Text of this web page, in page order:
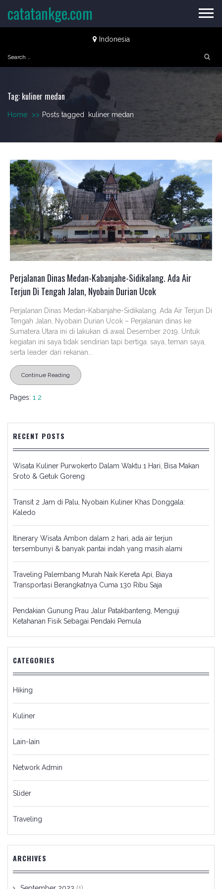
Indonesia
Search
for:
catatankge.com
Tag: kuliner medan
Home >> Posts tagged kuliner medan
Perjalanan Dinas Medan-Kabanjahe-Sidikalang. Ada Air
Terjun Di Tengah Jalan, Nyobain Durian Ucok
Perjalanan Dinas Medan-Kabanjahe-Sidikalang. Ada Air Terjun Di
Tengah Jalan, Nyobain Durian Ucok – Perjalanan dinas ke
Sumatera Utara ini di lakukan di awal Desember 2019. Untuk
kegiatan ini saya tidak sendirian tapi bertiga: saya, teman saya,
serta leader dari rekanan...
Continue Reading
Pages: 1 2
RECENT POSTS
Wisata Kuliner Purwokerto Dalam Waktu 1 Hari, Bisa Makan
Sroto & Getuk Goreng
Transit 2 Jam di Palu, Nyobain Kuliner Khas Donggala:
Kaledo
Itinerary Wisata Ambon dalam 2 hari, ada air terjun
tersembunyi & banyak pantai indah yang masih alami
Traveling Palembang Murah Naik Kereta Api, Biaya
Transportasi Berangkatnya Cuma 130 Ribu Saja
Pendakian Gunung Prau Jalur Patakbanteng, Menguji
Ketahanan Fisik Sebagai Pendaki Pemula
CATEGORIES
Hiking
Kuliner
Lain-lain
Network Admin
Slider
Traveling
ARCHIVES